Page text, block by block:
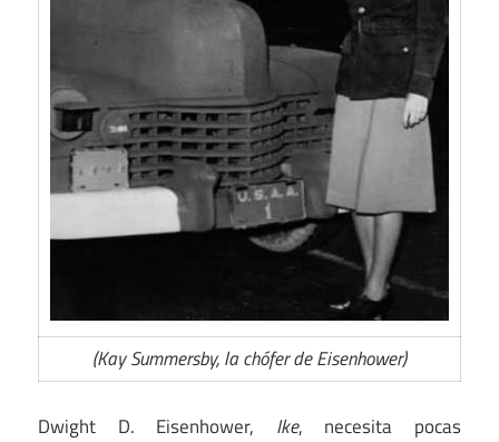
(Kay Summersby, la chófer de Eisenhower)
Dwight D. Eisenhower, Ike, necesita pocas